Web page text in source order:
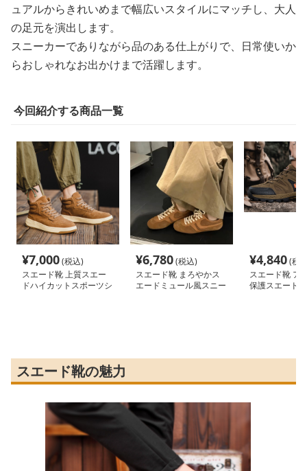
ュアルからきれいめまで幅広いスタイルにマッチし、大人
の足元を演出します。
スニーカーでありながら品のある仕上がりで、日常使いか
らおしゃれなお出かけまで活躍します。
今回紹介する商品一覧
¥7,000(税込)
スエード靴 上質スエー
ドハイカットスポーツシ
¥6,780(税込)
スエード靴 まろやかス
エードミュール風スニー
¥4,840(税
スエード靴 ア
保護スエード
スエード靴の魅力